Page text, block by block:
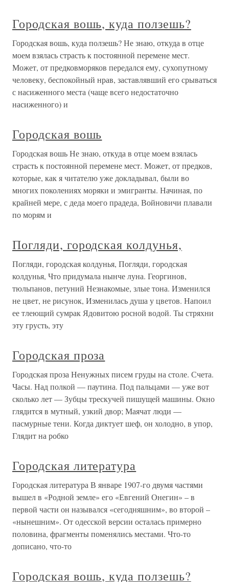
Городская вошь, куда ползешь?
Городская вошь, куда ползешь? Не знаю, откуда в отце
моем взялась страсть к постоянной перемене мест.
Может, от предковморяков передался ему, сухопутному
человеку, беспокойный нрав, заставлявший его срываться
с насиженного места (чаще всего недостаточно
насиженного) и
Городская вошь
Городская вошь Не знаю, откуда в отце моем взялась
страсть к постоянной перемене мест. Может, от предков,
которые, как я читателю уже докладывал, были во
многих поколениях моряки и эмигранты. Начиная, по
крайней мере, с деда моего прадеда, Войновичи плавали
по морям и
Погляди, городская колдунья,
Погляди, городская колдунья, Погляди, городская
колдунья, Что придумала нынче луна. Георгинов,
тюльпанов, петуний Незнакомые, злые тона. Изменился
не цвет, не рисунок, Изменилась душа у цветов. Напоил
ее тлеющий сумрак Ядовитою росной водой. Ты стряхни
эту грусть, эту
Городская проза
Городская проза Ненужных писем груды на столе. Счета.
Часы. Над полкой — паутина. Под пальцами — уже вот
сколько лет — Зубцы трескучей пишущей машины. Окно
глядится в мутный, узкий двор; Маячат люди —
пасмурные тени. Когда диктует шеф, он холодно, в упор,
Глядит на робко
Городская литература
Городская литература В январе 1907-го двумя частями
вышел в «Родной земле» его «Евгений Онегин» – в
первой части он назывался «сегодняшним», во второй –
«нынешним». От одесской версии осталась примерно
половина, фрагменты поменялись местами. Что-то
дописано, что-то
Городская вошь, куда ползешь?